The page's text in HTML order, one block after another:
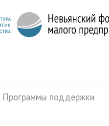
Программы поддержки